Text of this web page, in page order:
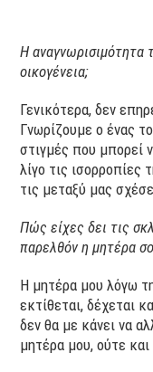
Η αναγνωρισιμότητα
οικογένεια;
Γενικότερα, δεν
Γνωρίζουμε ο ένας
στιγμές που μπορεί
λίγο τις ισορροπίες
τις μεταξύ μας
Πώς είχες δει τις
παρελθόν η μητέρα
Η μητέρα μου λόγω
εκτίθεται, δέχεται
δεν θα με κάνει να
μητέρα μου, ούτε